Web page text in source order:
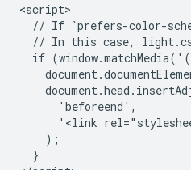
<script>
// If `prefers-color-
// In this case,
if
      'beforeend',
'<link
    );
  }